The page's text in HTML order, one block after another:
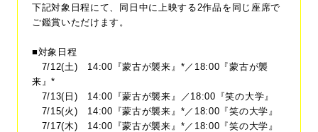
下記対象日程にて、同日中に上映する2作品を同じ座席で
ご鑑賞いただけます。
■対象日程
7/12(土) 14:00『蒙古が襲来』*／18:00『蒙古が襲
来』*
7/13(日) 14:00『蒙古が襲来』／18:00『笑の大学』
7/15(火) 14:00『蒙古が襲来』*／18:00『笑の大学』
7/17(木) 14:00『蒙古が襲来』*／18:00『笑の大学』